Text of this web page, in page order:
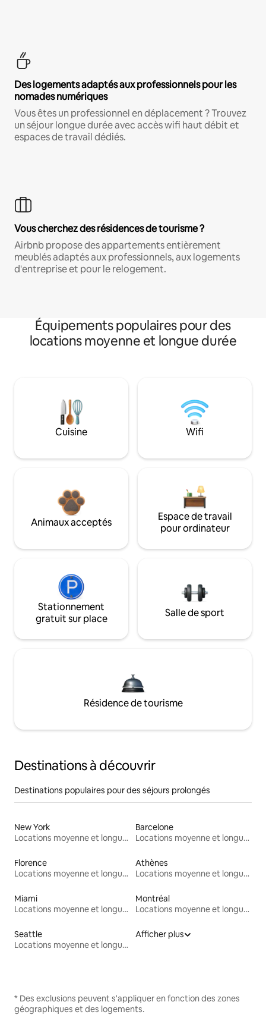
Des logements adaptés aux professionnels pour les
nomades numériques
Vous êtes un professionnel en déplacement ? Trouvez
un séjour longue durée avec accès wifi haut débit et
espaces de travail dédiés.
Vous cherchez des résidences de tourisme ?
Airbnb propose des appartements entièrement
meublés adaptés aux professionnels, aux logements
d'entreprise et pour le relogement.
Équipements populaires pour des
locations moyenne et longue durée
Cuisine Wifi
Animaux acceptés
Espace de travail
pour ordinateur
Stationnement
gratuit sur place
Salle de sport
Résidence de tourisme
Destinations à découvrir
Destinations populaires pour des séjours prolongés
New York
Locations moyenne et longue durée
Barcelone
Locations moyenne et longue durée
Florence
Locations moyenne et longue durée
Athènes
Locations moyenne et longue durée
Miami
Locations moyenne et longue durée
Montréal
Locations moyenne et longue durée
Seattle
Locations moyenne et longue durée
Afficher plus
* Des exclusions peuvent s'appliquer en fonction des zones
géographiques et des logements.